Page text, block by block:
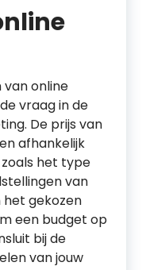
van online
vraag in de
De prijs van
afhankelijk
het type
van
gekozen
een budget op
bij de
van jouw